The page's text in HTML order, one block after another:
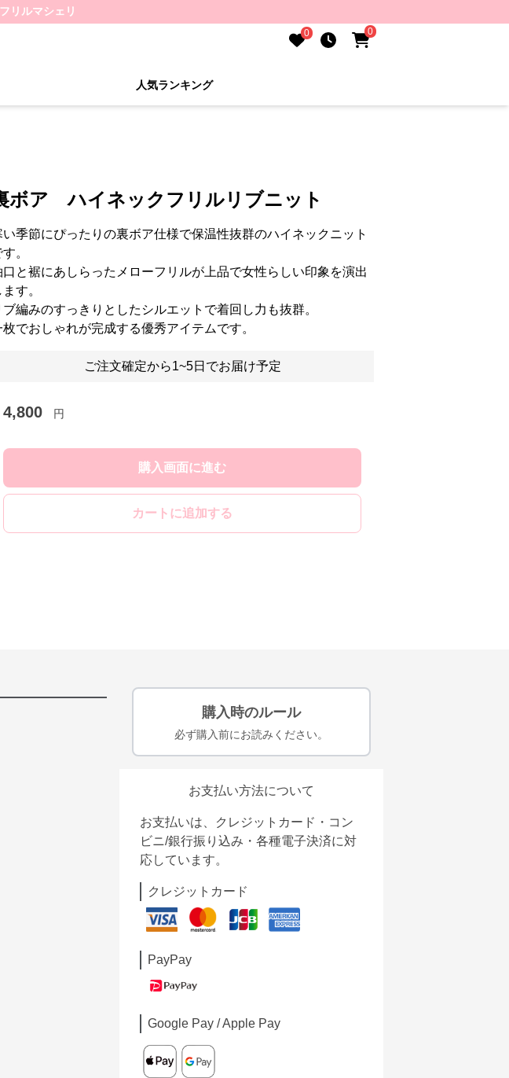
リルマシェリ
0 0
人気ランキング
ボア ハイネックフリルリブニット
い季節にぴったりの裏ボア仕様で保温性抜群のハイネックニット
。
口と裾にあしらったメローフリルが上品で女性らしい印象を演出
ます。
ブ編みのすっきりとしたシルエットで着回し力も抜群。
枚でおしゃれが完成する優秀アイテムです。
ご注文確定から1~5日でお届け予定
4,800 円
購入画面に進む
カートに追加する
購入時のルール
必ず購入前にお読みください。
お支払い方法について
お支払いは、クレジットカード・コン
ビニ/銀行振り込み・各種電子決済に対
応しています。
クレジットカード
PayPay
Google Pay / Apple Pay